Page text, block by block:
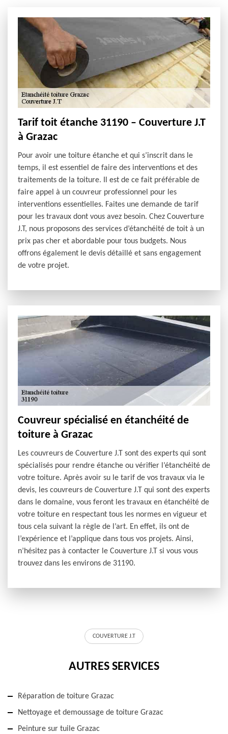
Tarif toit étanche 31190 – Couverture J.T
à Grazac
Pour avoir une toiture étanche et qui s’inscrit dans le
temps, il est essentiel de faire des interventions et des
traitements de la toiture. Il est de ce fait préférable de
faire appel à un couvreur professionnel pour les
interventions essentielles. Faites une demande de tarif
pour les travaux dont vous avez besoin. Chez Couverture
J.T, nous proposons des services d’étanchéité de toit à un
prix pas cher et abordable pour tous budgets. Nous
offrons également le devis détaillé et sans engagement
de votre projet.
Couvreur spécialisé en étanchéité de
toiture à Grazac
Les couvreurs de Couverture J.T sont des experts qui sont
spécialisés pour rendre étanche ou vérifier l’étanchéité de
votre toiture. Après avoir su le tarif de vos travaux via le
devis, les couvreurs de Couverture J.T qui sont des experts
dans le domaine, vous feront les travaux en étanchéité de
votre toiture en respectant tous les normes en vigueur et
tous cela suivant la règle de l’art. En effet, ils ont de
l’expérience et l’applique dans tous vos projets. Ainsi,
n’hésitez pas à contacter le Couverture J.T si vous vous
trouvez dans les environs de 31190.
COUVERTURE J.T
AUTRES SERVICES
Réparation de toiture Grazac
Nettoyage et demoussage de toiture Grazac
Peinture sur tuile Grazac